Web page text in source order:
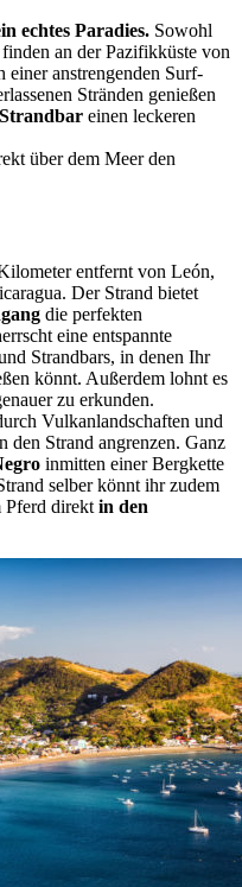
echtes Paradies. Sowohl
an der Pazifikküste von
anstrengenden Surf-
Stränden genießen
einen leckeren
über dem Meer den
entfernt von León,
Der Strand bietet
die perfekten
eine entspannte
Strandbars, in denen Ihr
könnt. Außerdem lohnt es
zu erkunden.
Vulkanlandschaften und
den Strand angrenzen. Ganz
inmitten einer Bergkette
selber könnt ihr zudem
Pferd direkt in den